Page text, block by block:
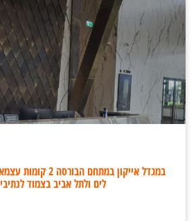
במגדל אייקון במתחם
לים ולתל אביב בצמוד לנתיבי